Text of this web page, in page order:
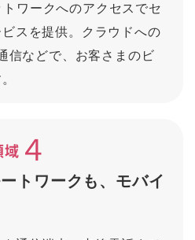
ワークへのアクセスでセ
スを提供。クラウドへの
信などで、お客さまのビ
域 ４
トワークも、モバイ